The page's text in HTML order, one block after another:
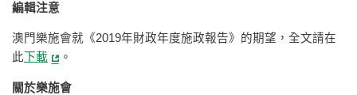
編輯注意
澳門樂施會就《2019年財政年度施政報告》的期望，全文請在
此下載 。
關於樂施會